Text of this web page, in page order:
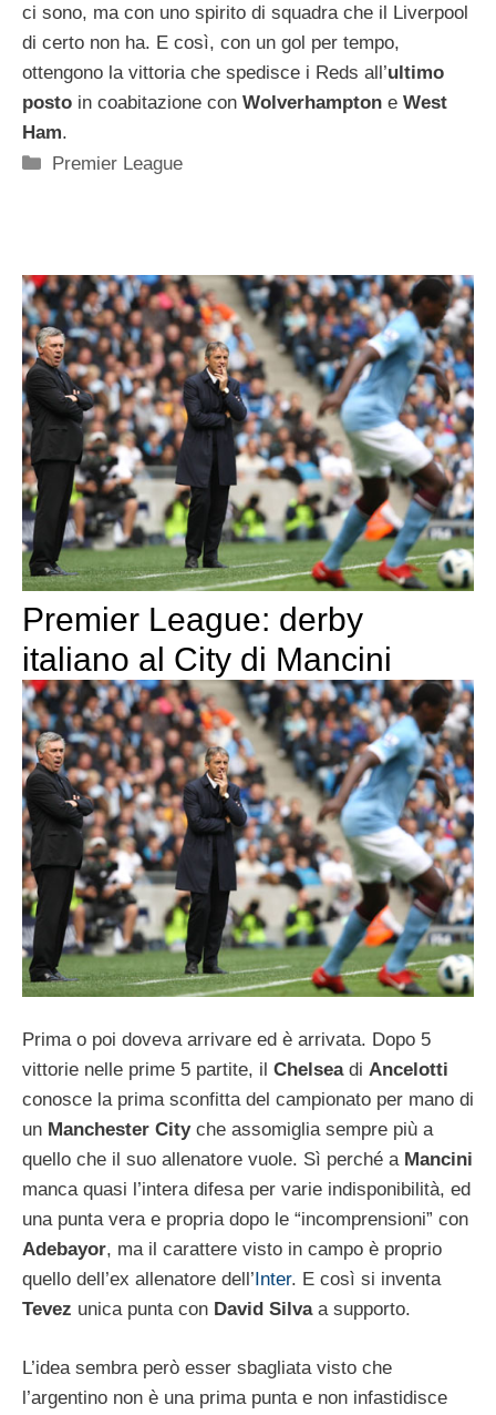
ci sono, ma con uno spirito di squadra che il Liverpool
di certo non ha. E così, con un gol per tempo,
ottengono la vittoria che spedisce i Reds all’ultimo
posto in coabitazione con Wolverhampton e West
Ham.
Categorie
Premier League
Premier League: derby
italiano al City di Mancini
Prima o poi doveva arrivare ed è arrivata. Dopo 5
vittorie nelle prime 5 partite, il Chelsea di Ancelotti
conosce la prima sconfitta del campionato per mano di
un Manchester Cityche assomiglia sempre più a
quello che il suo allenatore vuole. Sì perché a Mancini
manca quasi l’intera difesa per varie indisponibilità, ed
una punta vera e propria dopo le “incomprensioni” con
Adebayor, ma il carattere visto in campo è proprio
quello dell’ex allenatore dell’ Inter. E così si inventa
Tevez unica punta con David Silvaa supporto.
L’idea sembra però esser sbagliata visto che
l’argentino non è una prima punta e non infastidisce